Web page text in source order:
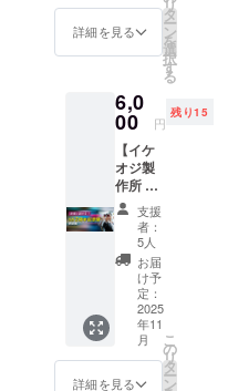
い、覆した
い！ そんな
ファイブ）
と名付けま
した。%5で
は心と身体
を継続的に
ととのえ、
お客様の健
康で豊かな
人生へ向か
い、寄り
添っていき
ます。
チ)×1 詳
細：%5
の店舗
でパー
ル・ト
レーニ
ングor
ピラ
ティス
orスト
レッチ
（全て
1on1）
のいず
れかを
体験し
ていた
だくこ
とがで
きま
す。 時
詳細を見る
リ
タ
ー
ン
を
選
択
す
る
6,0
00 円
残り15
【イケ
オジ製
作所 ×
%5(パ
ーファ
イブ)2
周年記
念祭ご
招待チ
ケッ
ト】 “心
と身体
を整え
る夜” あ
支援
者：
5人
お届
け予
定：
2025
年11
月
詳細を見る
こ
の
リ
タ
ー
ン